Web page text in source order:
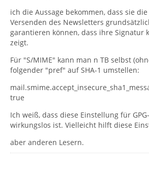
ich die Aussage bekommen, dass sie
Versenden des Newsletters
garantieren können, dass ihre Signatur
zeigt.
Für "S/MIME" kann man n TB selbst
folgender "pref" auf SHA-1 umstellen:
true
Ich weiß, dass diese Einstellung für
wirkungslos ist. Vielleicht hilft diese
aber anderen Lesern.